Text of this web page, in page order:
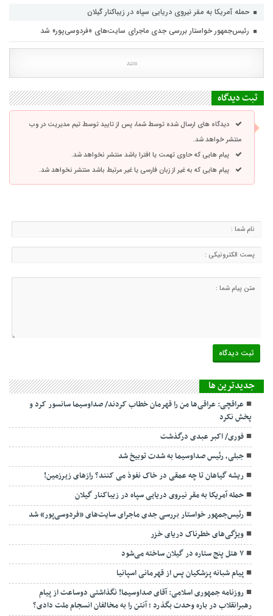
حمله آمریکا به مقر نیروی دریایی سپاه در زیباکنار گیلان
رئیس‌جمهور خواستار بررسی جدی ماجرای سایت‌های «فردوسی‌پور» شد
ثبت دیدگاه
دیدگاه های ارسال شده توسط شما، پس از تایید توسط تیم مدیریت در وب
منتشر خواهد شد.
پیام هایی که حاوی تهمت یا افترا باشد منتشر نخواهد شد.
پیام هایی که به غیر از زبان فارسی یا غیر مرتبط باشد منتشر نخواهد شد.
جديدترين ها
عراقچی: عراقی‌ها من را قهرمان خطاب کردند/ صداوسیما سانسور کرد و
پخش نکرد
فوری/ اکبر عبدی درگذشت
جبلی، رئیس صداوسیما به شدت توبیخ شد
ریشه گیاهان تا چه عمقی در خاک نفوذ می کنند؟ رازهای زیرزمین!
حمله آمریکا به مقر نیروی دریایی سپاه در زیباکنار گیلان
رئیس‌جمهور خواستار بررسی جدی ماجرای سایت‌های «فردوسی‌پور» شد
ویژگی‌های خطرناک دریای خزر
۷ هتل پنج ستاره در گیلان ساخته می‌شود
پیام شبانه پزشکیان پس از قهرمانی اسپانیا
روزنامه جمهوری اسلامی: آقای صداوسیما! نگذاشتی دوساعت از پیام
رهبرانقلاب در باره وحدت بگذرد ؛ آنتن را به مخالفان انسجام ملت دادی؟